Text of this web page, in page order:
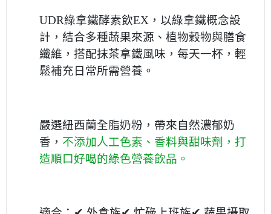
UDR綠拿鐵酵素飲EX，以綠拿鐵概念設
計，結合多種蔬果來源、植物穀物與膳食
纖維，搭配抹茶拿鐵風味，每天一杯，輕
鬆補充日常所需營養。
嚴選紐西蘭全脂奶粉，帶來自然濃郁奶
香， 不添加人工色素、香料與甜味劑，打
造順口好喝的綠色營養飲品。